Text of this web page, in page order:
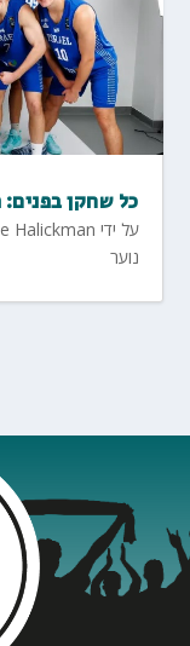
כל שחקן
על ידי Halickman
נוער